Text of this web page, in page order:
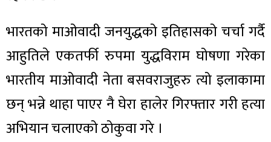
भारतको माओवादी जनयुद्धको इतिहासको चर्चा गर्दै
आहुतिले एकतर्फी रुपमा युद्धविराम घोषणा गरेका
भारतीय माओवादी नेता बसवराजुहरु त्यो इलाकामा
छन् भन्ने थाहा पाएर नै घेरा हालेर गिरफ्तार गरी हत्या
अभियान चलाएको ठोकुवा गरे ।